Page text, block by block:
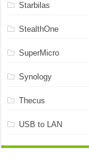
Starbilas
StealthOne
SuperMicro
Synology
Thecus
USB to LAN